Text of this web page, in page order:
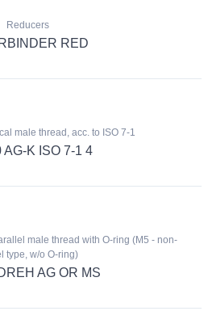
Reducers
RED
male thread, acc. to ISO 7-1
AG-K ISO 7-1 4
male thread with O-ring (M5 - non-
type, w/o O-ring)
AG OR MS